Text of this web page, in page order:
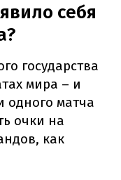
себя
государства
мира – и
одного матча
очки на
как